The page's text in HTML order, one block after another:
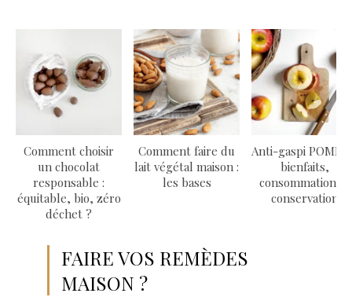
Comment choisir
un chocolat
responsable :
équitable, bio, zéro
déchet ?
Comment faire du
lait végétal maison :
les bases
Anti-gaspi
bienfaits,
consommation &
conservation
FAIRE VOS REMÈDES
MAISON ?